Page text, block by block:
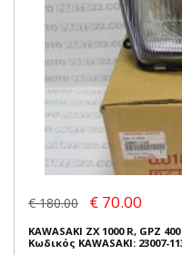
€ 180.00 € 70.00
KAWASAKI ZX 1000 R, GPZ
Κωδικός KAWASAKI: 23007-